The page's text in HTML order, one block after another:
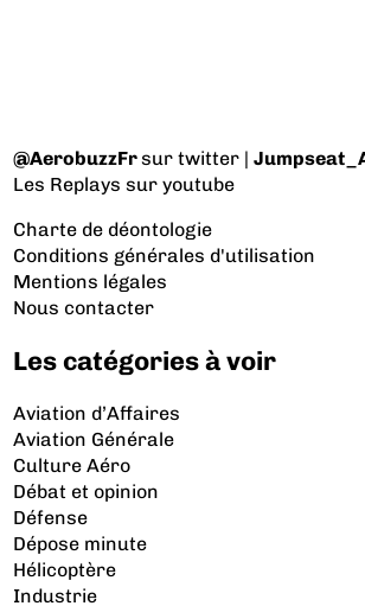
@AerobuzzFrsur twitter |
Les Replays sur youtube
Charte de déontologie
Conditions générales d'utilisation
Mentions légales
Nous contacter
Les catégories à voir
Aviation d’Affaires
Aviation Générale
Culture Aéro
Débat et opinion
Défense
Dépose minute
Hélicoptère
Industrie